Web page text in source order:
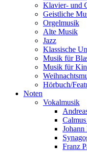
Klavier- und
Geistliche
Orgelmusik
Alte Musik
Jazz
Klassische
Musik für
Musik für
Hörbuch/
Noten
Vokalmusik
Franz